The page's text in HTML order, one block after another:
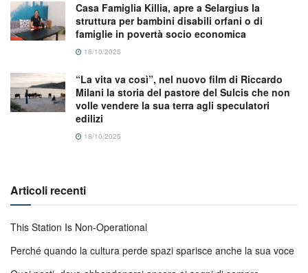
Casa Famiglia Killia, apre a Selargius la
struttura per bambini disabili orfani o di
famiglie in povertà socio economica
18/10/2025
“La vita va così”, nel nuovo film di Riccardo
Milani la storia del pastore del Sulcis che non
volle vendere la sua terra agli speculatori
edilizi
18/10/2025
Articoli recenti
This Station Is Non-Operational
Perché quando la cultura perde spazi sparisce anche la sua voce